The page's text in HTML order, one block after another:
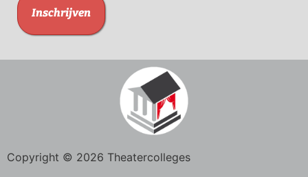
Copyright © 2026 Theatercolleges